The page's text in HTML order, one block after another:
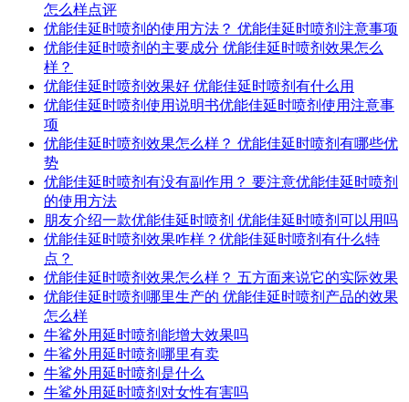
怎么样点评
优能佳延时喷剂的使用方法？ 优能佳延时喷剂注意事项
优能佳延时喷剂的主要成分 优能佳延时喷剂效果怎么
样？
优能佳延时喷剂效果好 优能佳延时喷剂有什么用
优能佳延时喷剂使用说明书优能佳延时喷剂使用注意事
项
优能佳延时喷剂效果怎么样？ 优能佳延时喷剂有哪些优
势
优能佳延时喷剂有没有副作用？ 要注意优能佳延时喷剂
的使用方法
朋友介绍一款优能佳延时喷剂 优能佳延时喷剂可以用吗
优能佳延时喷剂效果咋样？优能佳延时喷剂有什么特
点？
优能佳延时喷剂效果怎么样？ 五方面来说它的实际效果
优能佳延时喷剂哪里生产的 优能佳延时喷剂产品的效果
怎么样
牛鲨外用延时喷剂能增大效果吗
牛鲨外用延时喷剂哪里有卖
牛鲨外用延时喷剂是什么
牛鲨外用延时喷剂对女性有害吗